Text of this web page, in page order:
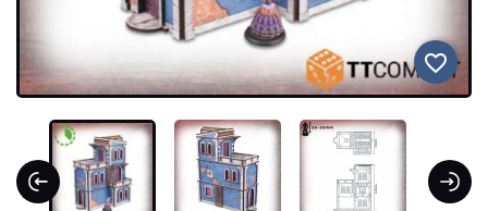
favorite_border